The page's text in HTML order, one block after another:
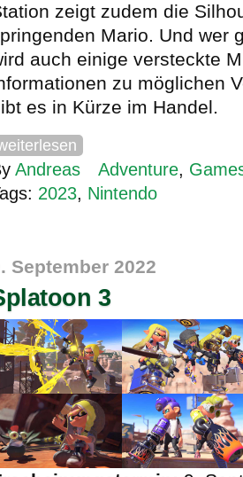
zeigt zudem die
Mario. Und wer
auch einige versteckte
zu möglichen
es in Kürze im Handel.
Andreas Adventure,
2023, Nintendo
September 2022
3